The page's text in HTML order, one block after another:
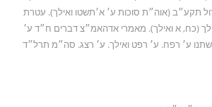
תקע״ב (אוה״ת סוכות ע׳ א׳תשטו ואילך). עטרת
(כח, א ואילך). מאמרי אדהאמ״צ דברים ח״ד ע׳
ע׳ רפח. ע׳ רפט ואילך. ע׳ רצג. סה״מ תרל״ד